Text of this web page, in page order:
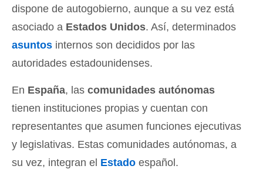
dispone de autogobierno, aunque a su vez está
asociado a Estados Unidos. Así, determinados
asuntos internos son decididos por las
autoridades estadounidenses.
En España, las comunidades autónomas
tienen instituciones propias y cuentan con
representantes que asumen funciones ejecutivas
y legislativas. Estas comunidades autónomas, a
su vez, integran el Estado español.